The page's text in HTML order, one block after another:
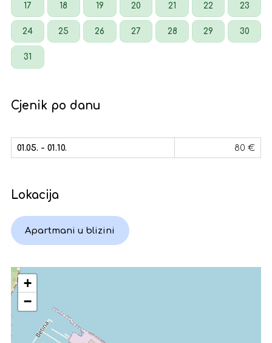
17 18 19 20 21 22 23
24 25 26 27 28 29 30
31
Cjenik po danu
01.05. - 01.10. 80 €
Lokacija
Apartmani u blizini
+
−